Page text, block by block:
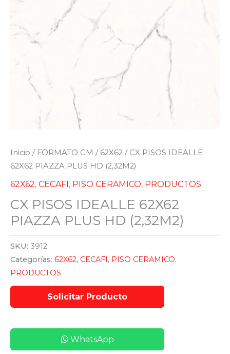
Inicio / FORMATO CM / 62X62 / CX PISOS IDEALLE
62X62 PIAZZA PLUS HD (2,32M2)
62X62, CECAFI, PISO CERAMICO, PRODUCTOS
CX PISOS IDEALLE 62X62
PIAZZA PLUS HD (2,32M2)
SKU: 3912
Categorías: 62X62, CECAFI, PISO CERAMICO,
PRODUCTOS
WhatsApp